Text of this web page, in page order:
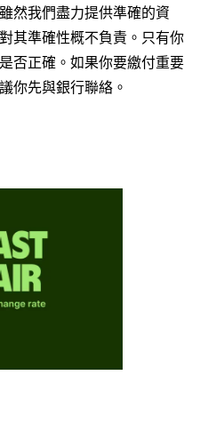
然我們盡力提供準確的資
其準確性概不負責。只有你
否正確。如果你要繳付重要
你先與銀行聯絡。